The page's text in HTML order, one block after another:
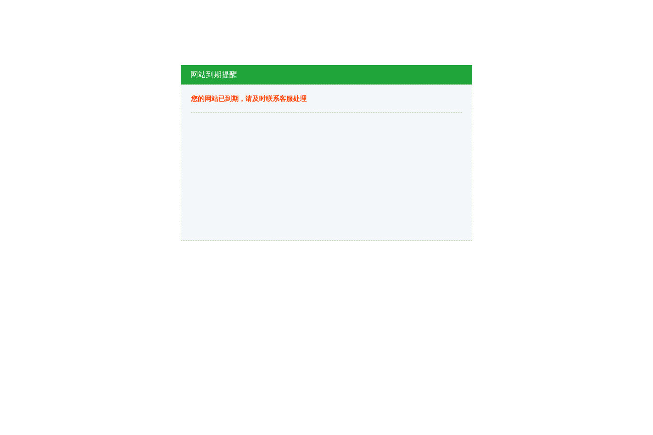
网站到期提醒
您的网站已到期，请及时联系客服处理